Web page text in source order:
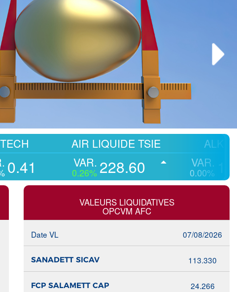
AIR LIQUIDE TSIE
VAR.
228.60
0.26%
VAR.
13.50
VALEURS LIQUIDATIVES
OPCVM AFC
Date VL 07/08/2026
SANADETT SICAV 113.330
FCP SALAMETT CAP 24.266